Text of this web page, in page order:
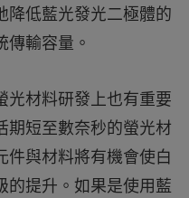
降低藍光發光二極體的
輸容量。
光材料研發上也有重要
期短至數奈秒的螢光材
件與材料將有機會使白
的提升。如果是使用藍